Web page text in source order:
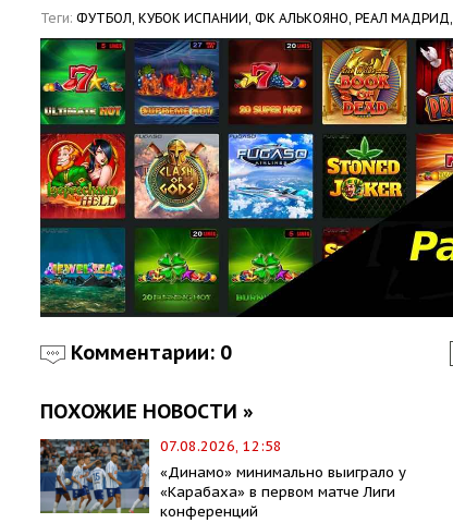
Теги: ФУТБОЛ, КУБОК ИСПАНИИ, ФК АЛЬКОЯНО, РЕАЛ МАДРИД,
Комментарии: 0
ПОХОЖИЕ НОВОСТИ »
07.08.2026, 12:58
«Динамо» минимально выиграло у
«Карабаха» в первом матче Лиги
конференций